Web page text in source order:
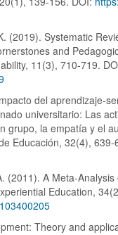
(2019). Systematic
and
11(3), 710-719.
del aprendizaje-
universitario: Las
grupo, la empatía y el
Educación, 32(4), 639-
(2011). A Meta-
Education,
Theory and